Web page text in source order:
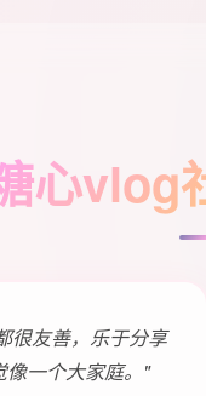
心vlog
很友善，乐于分享
一个大家庭。"